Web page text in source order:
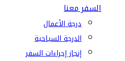
السفر معنا
درجة الأعمال
الدرجة السياحية
إنجاز إجراءات السفر